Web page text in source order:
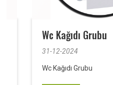
Wc Kağıdı Grubu
31-12-2024
Wc Kağıdı Grubu